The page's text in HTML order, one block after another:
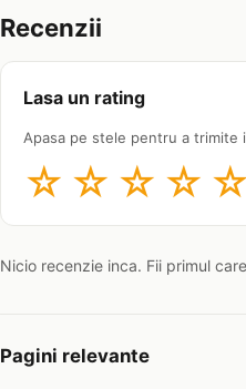
Recenzii
Lasa un rating
Apasa pe stele pentru a
☆ ☆ ☆ ☆ ☆
Nicio recenzie inca. Fii primul
Pagini relevante